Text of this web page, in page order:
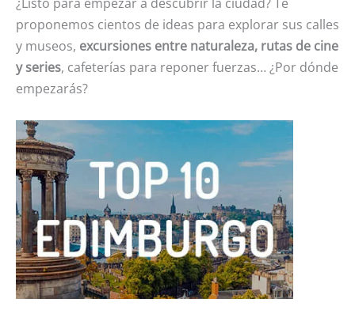
¿Listo para empezar a descubrir la ciudad? Te
proponemos cientos de ideas para explorar sus calles
y museos, excursiones entre naturaleza, rutas de cine
y series, cafeterías para reponer fuerzas… ¿Por dónde
empezarás?